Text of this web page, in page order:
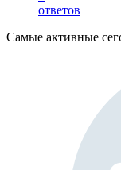
ответов
Самые активные